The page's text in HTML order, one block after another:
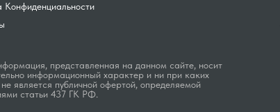
представленная на данном сайте, носит
информационный характер и ни при каких
не является публичной офертой, определяемой
статьи 437 ГК РФ.
Конфиденциальности